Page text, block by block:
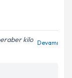
kilo Devamı